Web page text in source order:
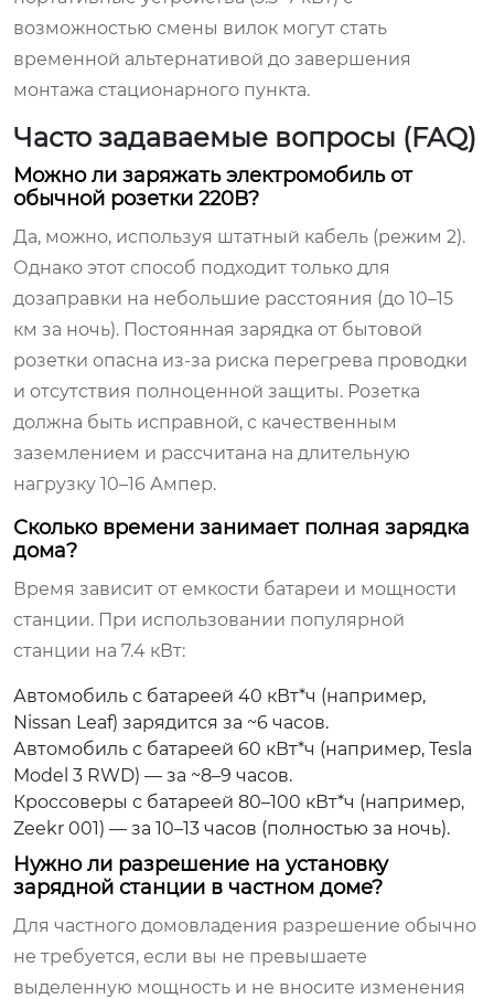
возможностью смены вилок могут стать
временной альтернативой до завершения
монтажа стационарного пункта.
Часто задаваемые вопросы (FAQ)
Можно ли заряжать электромобиль от
обычной розетки 220В?
Да, можно, используя штатный кабель (режим 2).
Однако этот способ подходит только для
дозаправки на небольшие расстояния (до 10–15
км за ночь). Постоянная зарядка от бытовой
розетки опасна из-за риска перегрева проводки
и отсутствия полноценной защиты. Розетка
должна быть исправной, с качественным
заземлением и рассчитана на длительную
нагрузку 10–16 Ампер.
Сколько времени занимает полная зарядка
дома?
Время зависит от емкости батареи и мощности
станции. При использовании популярной
станции на 7.4 кВт:
Автомобиль с батареей 40 кВт*ч (например,
Nissan Leaf) зарядится за ~6 часов.
Автомобиль с батареей 60 кВт*ч (например, Tesla
Model 3 RWD) — за ~8–9 часов.
Кроссоверы с батареей 80–100 кВт*ч (например,
Zeekr 001) — за 10–13 часов (полностью за ночь).
Нужно ли разрешение на установку
зарядной станции в частном доме?
Для частного домовладения разрешение обычно
не требуется, если вы не превышаете
выделенную мощность и не вносите изменения